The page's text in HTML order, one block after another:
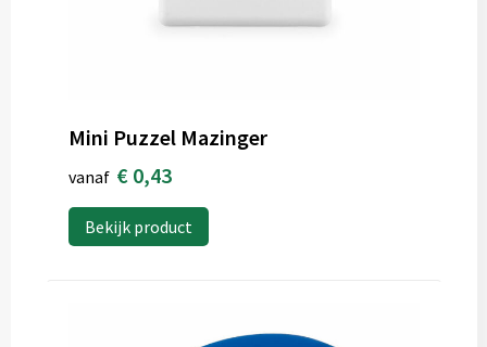
Mini Puzzel Mazinger
vanaf € 0,43
Bekijk product